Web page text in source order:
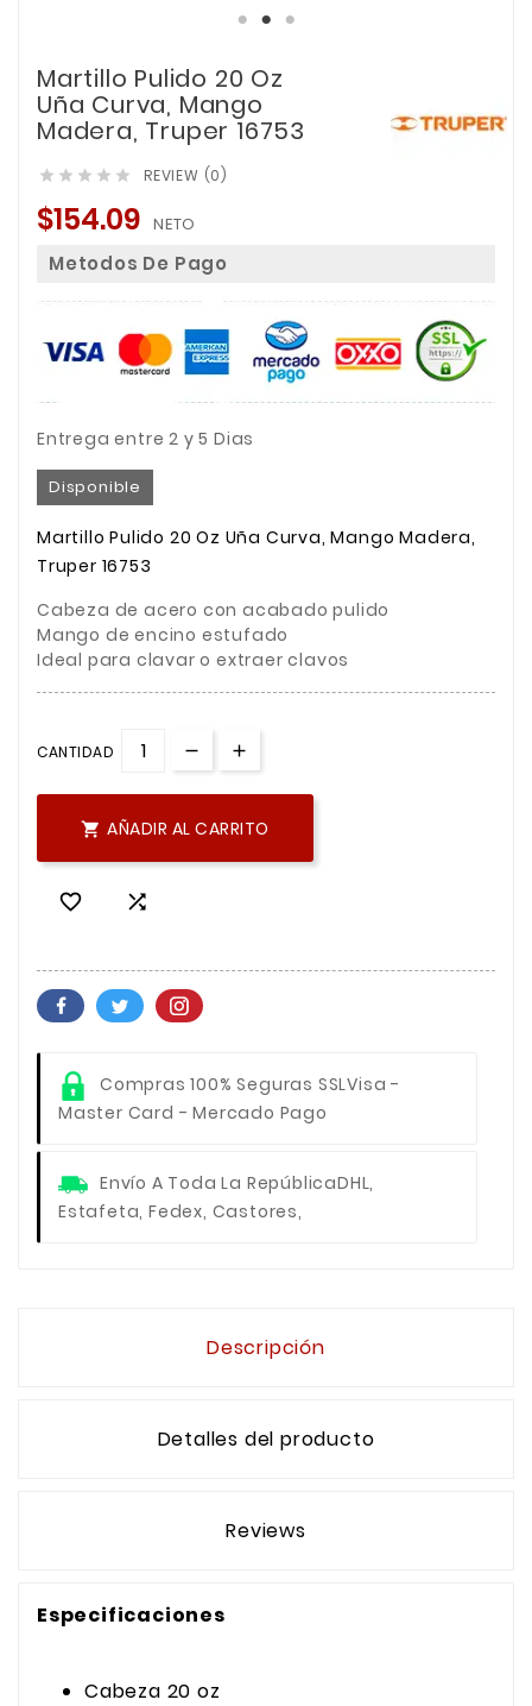
Martillo Pulido 20 Oz
Uña Curva, Mango
Madera, Truper 16753
     REVIEW (0)
$154.09 NETO
Metodos De Pago
Entrega entre 2 y 5 Dias
Disponible
Martillo Pulido 20 Oz Uña Curva, Mango Madera,
Truper 16753
Cabeza de acero con acabado pulido
Mango de encino estufado
Ideal para clavar o extraer clavos
CANTIDAD
 AÑADIR AL CARRITO
 
Compras 100% Seguras SSLVisa -
Master Card - Mercado Pago
Envío A Toda La RepúblicaDHL,
Estafeta, Fedex, Castores,
Descripción
Detalles del producto
Reviews
Especificaciones
Cabeza 20 oz